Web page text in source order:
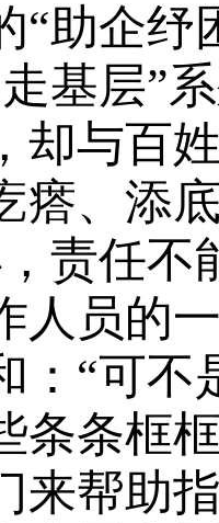
“助企纾
基层”
却与百
瘩、添
任不
人员的
：“可
条条框
来帮助